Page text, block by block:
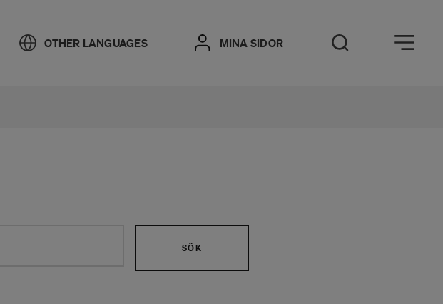
OTHER LANGUAGES MINA SIDOR Öppna sök
Öppna meny
SÖK